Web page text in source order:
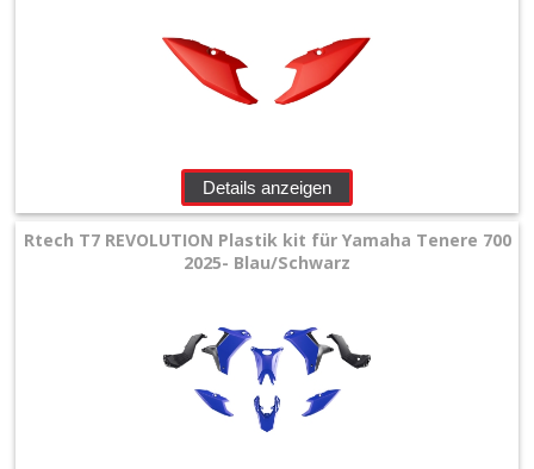
Details anzeigen
Rtech T7 REVOLUTION Plastik kit für Yamaha Tenere 700
2025- Blau/Schwarz